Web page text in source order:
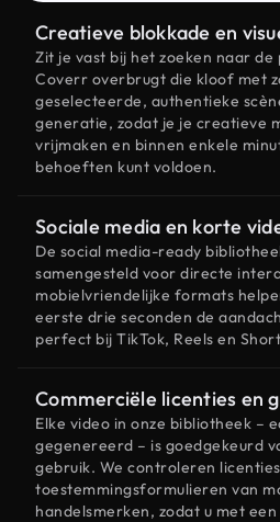
Creatieve blokkade en
Zit je vast bij het zoeken naar
Coverr overbrugt die kloof met
geselecteerde, authentieke
generatie, zodat je je creatieve
vrijmaken en binnen enkele
behoeften kunt voldoen.
Sociale media en korte
De social media-ready
samengesteld voor directe
mobielvriendelijke formats
eerste drie seconden de
perfect bij TikTok, Reels en
Commerciële licenties en
Elke video in onze bibliotheek –
gegenereerd – is goedgekeurd
gebruik. We controleren
toestemmingsformulieren van
handelsmerken, zodat u met